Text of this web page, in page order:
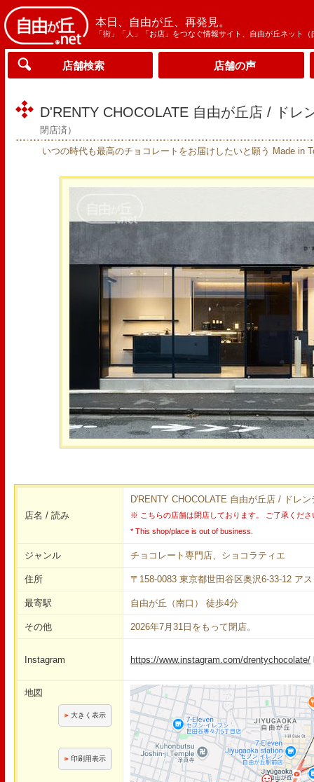
本日、自由が丘、再発見。
「街」「人」「お店」をつなぐ情報サイト、自由が丘ネット（
店舗検索 店舗の声
D'RENTY CHOCOLATE 自由が丘店 / ドレ
閉店済）
いつの時代も最高のチョコレートをお届けしたいと願う Made in
店名 / 読み
D'RENTY CHOCOLATE 自由が丘店 / ドレ
※ こちらの店舗は閉店しております。 ご了承くださ
* This shop/place is out of business.
ジャンル チョコレート専門店、ショコラティエ
住所 〒158-0083 東京都世田谷区奥沢6-33-12 ア
最寄駅 自由が丘（南口） 徒歩4分
その他 2026年7月31日をもって閉店。
Instagram https://www.instagram.com/drentychocolate/
地図
大きく表示
印刷用表示